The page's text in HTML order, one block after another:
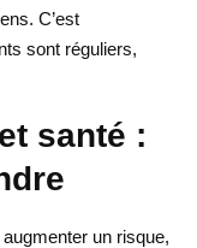
C’est
sont réguliers,
santé :
un risque,